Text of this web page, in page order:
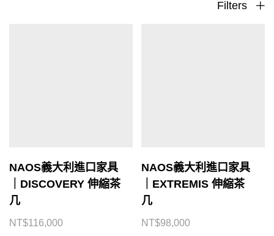
Filters
NAOS義大利進口家具
｜DISCOVERY 伸縮茶
几
NT$116,000
NAOS義大利進口家具
｜EXTREMIS 伸縮茶
几
NT$98,000